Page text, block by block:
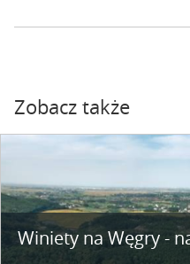
Zobacz także
Winiety na Węgry -